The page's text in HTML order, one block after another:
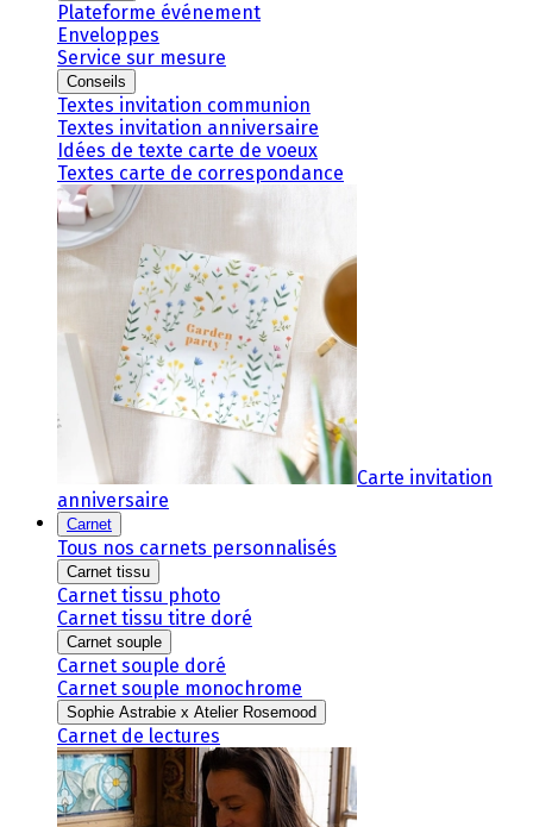
Plateforme événement
Enveloppes
Service sur mesure
Conseils
Textes invitation communion
Textes invitation anniversaire
Idées de texte carte de voeux
Textes carte de correspondance
Carte invitation
anniversaire
Carnet
Tous nos carnets personnalisés
Carnet tissu
Carnet tissu photo
Carnet tissu titre doré
Carnet souple
Carnet souple doré
Carnet souple monochrome
Sophie Astrabie x Atelier Rosemood
Carnet de lectures